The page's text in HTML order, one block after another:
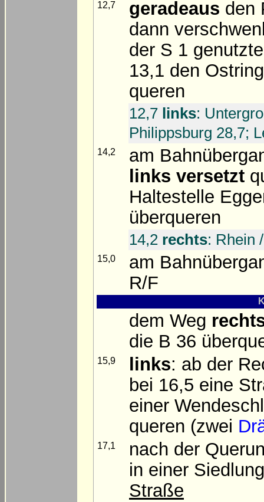
12,7 geradeaus den
dann
der S 1
13,1 den
queren
12,7 links:
Philippsburg 28,7;
14,2
am
links versetzt
Haltestelle
überqueren
14,2 rechts: Rhein
15,0
am
R/F
dem Weg
die B 36
15,9 links: ab der
bei 16,5 eine
einer
queren (zwei
17,1
nach der
in einer
Straße